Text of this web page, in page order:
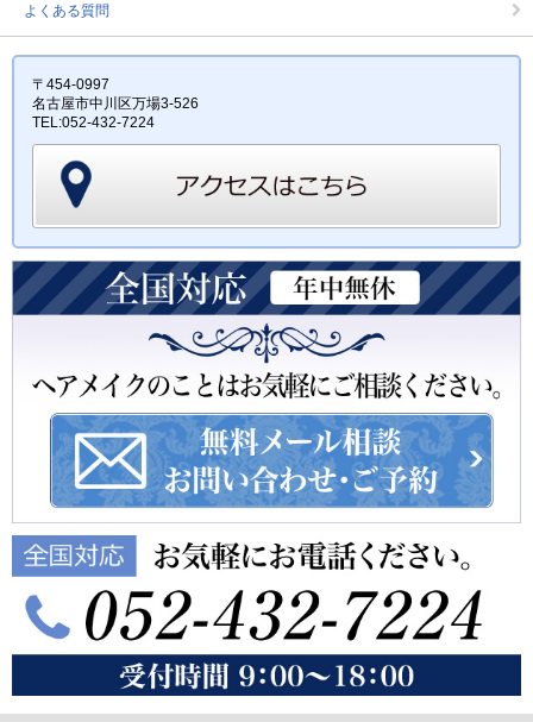
よくある質問
〒454-0997
名古屋市中川区万場3-526
TEL:052-432-7224